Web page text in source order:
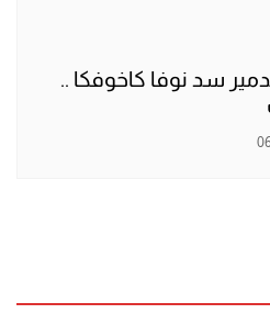
سد نوفا كاخوفكا ..